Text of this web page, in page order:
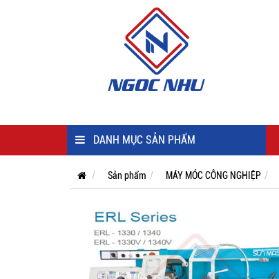
DANH MỤC SẢN PHẨM
Sản phẩm MÁY MÓC CÔNG NGHIỆP